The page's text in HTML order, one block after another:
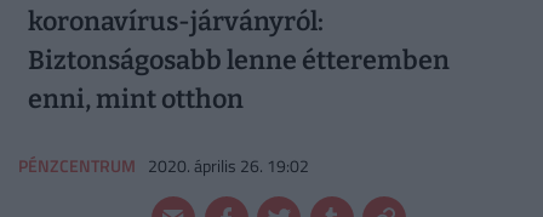
koronavírus-járványról:
Biztonságosabb lenne étteremben
enni, mint otthon
PÉNZCENTRUM 2020. április 26. 19:02